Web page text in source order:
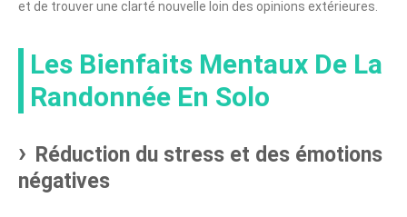
et de trouver une clarté nouvelle loin des opinions extérieures.
Les Bienfaits Mentaux De La
Randonnée En Solo
Réduction du stress et des émotions
négatives